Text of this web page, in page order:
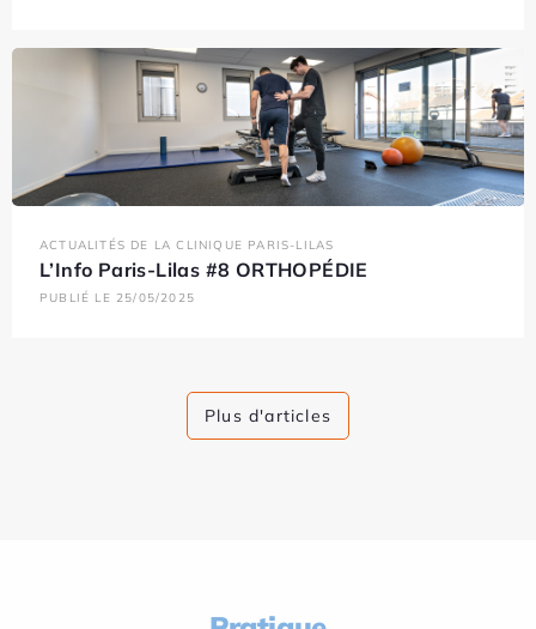
ACTUALITÉS DE LA CLINIQUE PARIS-LILAS
L’Info Paris-Lilas #8 ORTHOPÉDIE
PUBLIÉ LE 25/05/2025
Plus d'articles